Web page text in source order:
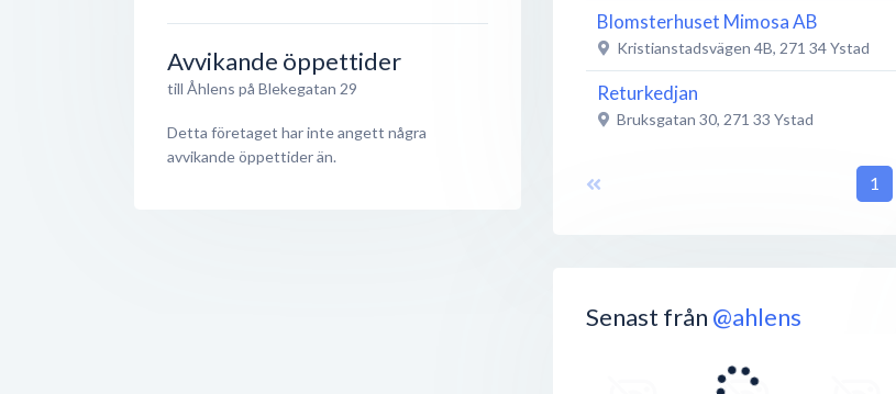
Avvikande öppettider
till Åhlens på Blekegatan 29
Detta företaget har inte angett några
avvikande öppettider än.
Blomsterhuset Mimosa AB
Kristianstadsvägen 4B, 271 34Ystad
Returkedjan
Bruksgatan 30, 271 33 Ystad
Caverion Sverige AB
Kristianstadsvägen 3
Siriushuset / MR Gourmet Consult AB
1
Senast från @ahlens